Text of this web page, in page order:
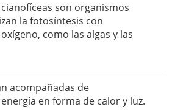
son organismos
la fotosíntesis con
como las algas y las
acompañadas de
en forma de calor y luz.